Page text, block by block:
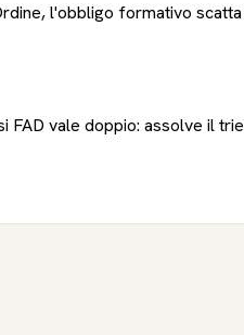
l'obbligo formativo scatta
FAD vale doppio: assolve il